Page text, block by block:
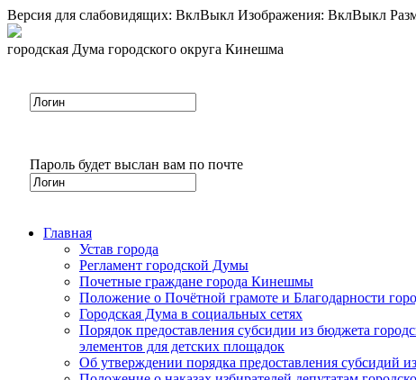
Версия для слабовидящих: ВклВыкл Изображения: ВклВыкл
городская Дума городского округа Кинешма
Пароль будет выслан вам по почте
Главная
Устав города
Регламент городской Думы
Почетные граждане города Кинешмы
Положение о Почётной грамоте и Благодарности
Городская Дума в социальных сетях
Порядок предоставления субсидии из бюджета
элементов для детских площадок
Об утверждении порядка предоставления субсидий